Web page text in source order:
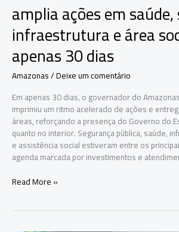
amplia ações em
infraestrutura e área
apenas 30 dias
Amazonas/Deixe um comentário
Em apenas 30 dias, o governador do
imprimiu um ritmo acelerado de ações e
áreas, reforçando a presença do Governo do
quanto no interior. Segurança pública, saúde,
e assistência social estiveram entre os
agenda marcada por investimentos e
Roberto
Read More »